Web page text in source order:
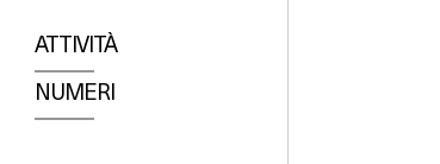
ATTIVITÀ
NUMERI